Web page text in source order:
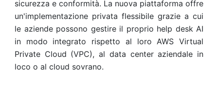
sicurezza e conformità. La nuova piattaforma offre
un'implementazione privata flessibile grazie a cui
le aziende possono gestire il proprio help desk AI
in modo integrato rispetto al loro AWS Virtual
Private Cloud (VPC), al data center aziendale in
loco o al cloud sovrano.